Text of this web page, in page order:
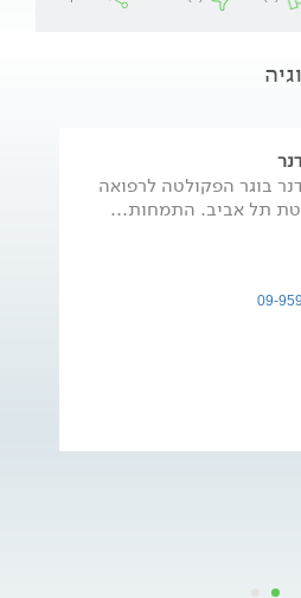
בוגר הפקולטה לרפואה
תל אביב. התמחות...
09-